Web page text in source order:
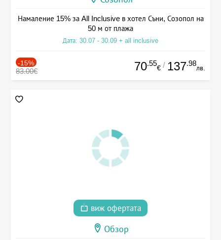
Намаление 15% за All Inclusive в хотел Съни, Созопол на
50 м от плажа
Дата: 30.07 - 30.09 + all inclusive
-15%
83.00€ 70.55
€ / 137.98
лв.
виж офертата
Обзор